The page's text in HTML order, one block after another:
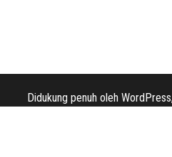
Didukung penuh oleh